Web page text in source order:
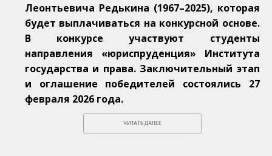
Леонтьевича Редькина (1967–2025), которая
будет выплачиваться на конкурсной основе.
В конкурсе участвуют студенты
направления «юриспруденция» Института
государства и права. Заключительный этап
и оглашение победителей состоялись 27
февраля 2026 года.
ЧИТАТЬ ДАЛЕЕ